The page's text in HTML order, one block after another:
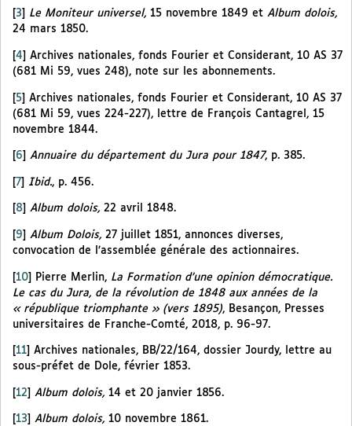
3 Le Moniteur universel, 15 novembre 1849 et Album dolois,
24 mars 1850.
4
Archives nationales, fonds Fourier et Considerant, 10 AS 37
(681 Mi 59, vues 248), note sur les abonnements.
[5] Archives nationales, fonds Fourier et Considerant, 10 AS 37
(681 Mi 59, vues 224-227), lettre de François Cantagrel, 15
novembre 1844.
6 Annuaire du département du Jura pour 1847, p. 385.
[7] Ibid., p. 456.
8 Album dolois, 22 avril 1848.
9 Album Dolois, 27 juillet 1851, annonces diverses,
convocation de l’assemblée générale des actionnaires.
[10] Pierre Merlin, La Formation d’une opinion démocratique.
Le cas du Jura, de la révolution de 1848 aux années de la
« république triomphante » (vers 1895), Besançon, Presses
universitaires de Franche-Comté, 2018, p. 96-97.
11
Archives nationales, BB/22/164, dossier Jourdy, lettre au
sous-préfet de Dole, février 1853.
[12] Album dolois, 14 et 20 janvier 1856.
13 Album dolois, 10 novembre 1861.